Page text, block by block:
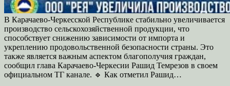
В Карачаево-Черкесской Республике стабильно увеличивается
производство сельскохозяйственной продукции, что
способствует снижению зависимости от импорта и
укреплению продовольственной безопасности страны. Это
также является важным аспектом благополучия граждан,
сообщил глава Карачаево-Черкесии Рашид Темрезов в своем
официальном ТГ канале. 🔹 Как отметил Рашид…